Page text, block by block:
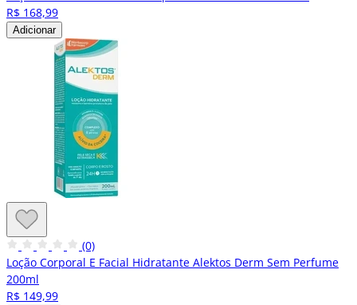
R$ 168,99
Adicionar
(0)
Loção Corporal E Facial Hidratante Alektos Derm Sem Perfume
200ml
R$ 149,99